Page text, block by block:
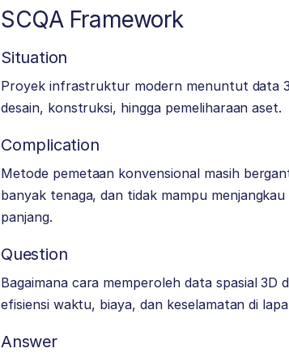
SCQA Framework
Situation
Proyek infrastruktur modern menuntut data
desain, konstruksi, hingga pemeliharaan aset.
Complication
Metode pemetaan konvensional masih
banyak tenaga, dan tidak mampu
panjang.
Question
Bagaimana cara memperoleh data spasial
efisiensi waktu, biaya, dan keselamatan di
Answer